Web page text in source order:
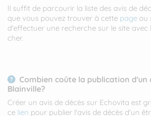
Il suffit de parcourir la liste des avis de
que vous pouvez trouver à cette page ou
d'effectuer une recherche sur le site avec
cher.
Combien coûte la publication d'un
Blainville?
Créer un avis de décès sur Echovita est
ce lien pour publier l'avis de décès d'un